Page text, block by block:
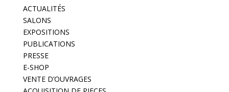
ACTUALITÉS
SALONS
EXPOSITIONS
PUBLICATIONS
PRESSE
E-SHOP
VENTE D’OUVRAGES